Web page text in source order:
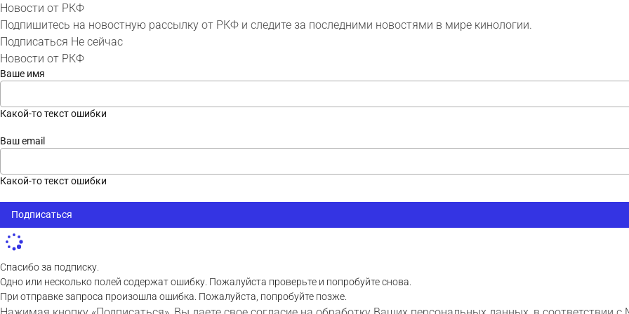
Новости от РКФ
Подпишитесь на новостную рассылку от РКФ и следите за последними новостями в мире кинологии.
Подписаться Не сейчас
Новости от РКФ
Ваше имя
Какой-то текст ошибки
Ваш email
Какой-то текст ошибки
Подписаться
Спасибо за подписку.
Одно или несколько полей содержат ошибку. Пожалуйста проверьте и попробуйте снова.
При отправке запроса произошла ошибка. Пожалуйста, попробуйте позже.